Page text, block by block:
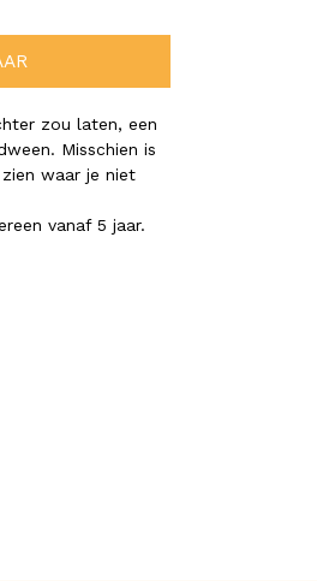
zou laten, een
Misschien is
waar je niet
vanaf 5 jaar.